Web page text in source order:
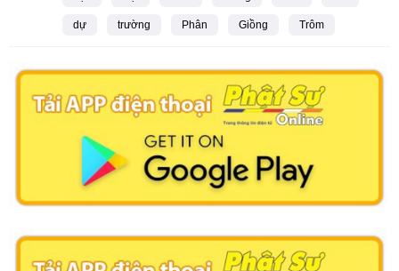
dự trường Phân Giồng Trôm